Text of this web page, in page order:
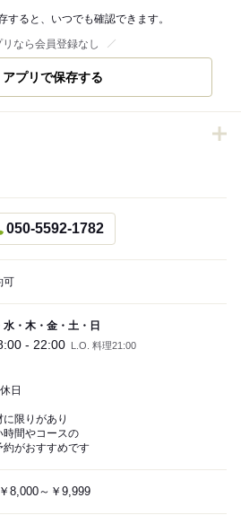
すると、いつでも確認できます。
リなら会員登録なし
アプリで保存する
050-5592-1782
可
水・木・金・土・日
- 22:00 L.O. 料理21:00
日
に限りがあり
時間やコースの
約がおすすめです
￥8,000～￥9,999